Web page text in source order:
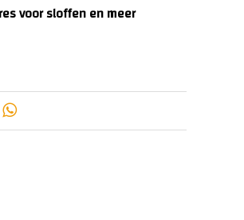
voor sloffen en meer